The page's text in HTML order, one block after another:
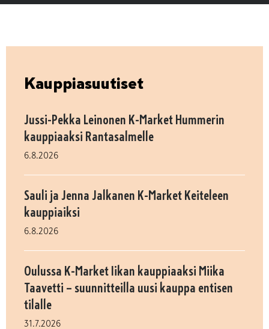
Kauppiasuutiset
Jussi-Pekka Leinonen K-Market Hummerin
kauppiaaksi Rantasalmelle
6.8.2026
Sauli ja Jenna Jalkanen K-Market Keiteleen
kauppiaiksi
6.8.2026
Oulussa K-Market Iikan kauppiaaksi Miika
Taavetti – suunnitteilla uusi kauppa entisen
tilalle
31.7.2026